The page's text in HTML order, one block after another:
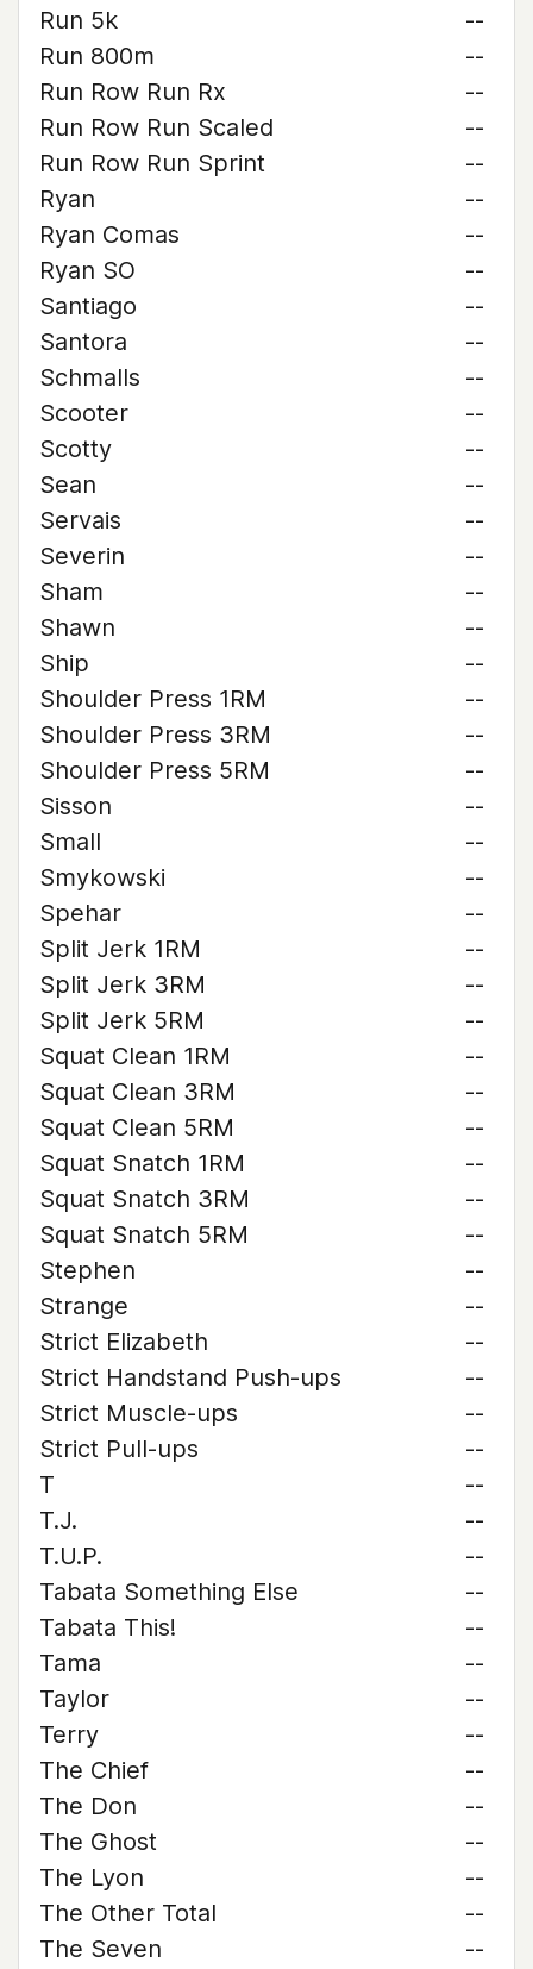
Run 5k
--
Run 800m
--
Run Row Run Rx
--
Run Row Run Scaled
--
Run Row Run Sprint
--
Ryan
--
Ryan Comas
--
Ryan SO
--
Santiago
--
Santora
--
Schmalls
--
Scooter
--
Scotty
--
Sean
--
Servais
--
Severin
--
Sham
--
Shawn
--
Ship
--
Shoulder Press 1RM
--
Shoulder Press 3RM
--
Shoulder Press 5RM
--
Sisson
--
Small
--
Smykowski
--
Spehar
--
Split Jerk 1RM
--
Split Jerk 3RM
--
Split Jerk 5RM
--
Squat Clean 1RM
--
Squat Clean 3RM
--
Squat Clean 5RM
--
Squat Snatch 1RM
--
Squat Snatch 3RM
--
Squat Snatch 5RM
--
Stephen
--
Strange
--
Strict Elizabeth
--
Strict Handstand Push-ups
--
Strict Muscle-ups
--
Strict Pull-ups
--
T
--
T.J.
--
T.U.P.
--
Tabata Something Else
--
Tabata This!
--
Tama
--
Taylor
--
Terry
--
The Chief
--
The Don
--
The Ghost
--
The Lyon
--
The Other Total
--
The Seven
--